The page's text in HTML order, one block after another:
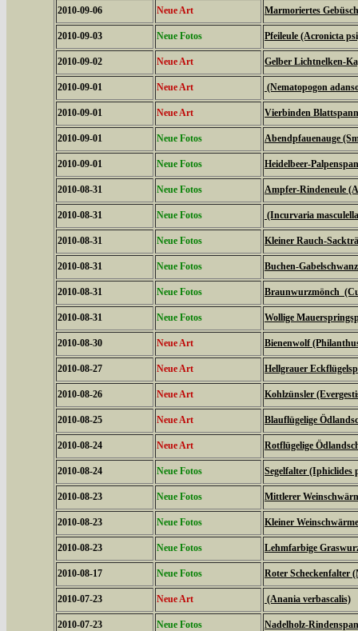
2010-09-06 Neue Art Marmoriertes
2010-09-03 Neue Fotos Pfeileule (Acronicta
2010-09-02 Neue Art Gelber Lichtnelken-
2010-09-01 Neue Art (Nematopogon
2010-09-01 Neue Art Vierbinden
2010-09-01 Neue Fotos Abendpfauenauge
2010-09-01 Neue Fotos Heidelbeer-
2010-08-31 Neue Fotos Ampfer-Rindeneule
2010-08-31 Neue Fotos (Incurvaria
2010-08-31 Neue Fotos Kleiner Rauch-
2010-08-31 Neue Fotos Buchen-
2010-08-31 Neue Fotos Braunwurzmönch
2010-08-31 Neue Fotos Wollige
2010-08-30 Neue Art Bienenwolf
2010-08-27 Neue Art Hellgrauer
2010-08-26 Neue Art Kohlzünsler
2010-08-25 Neue Art Blauflügelige
2010-08-24 Neue Art Rotflügelige
2010-08-24 Neue Fotos Segelfalter (Iphiclides
2010-08-23 Neue Fotos Mittlerer
2010-08-23 Neue Fotos Kleiner
2010-08-23 Neue Fotos Lehmfarbige
2010-08-17 Neue Fotos Roter Scheckenfalter
2010-07-23 Neue Art (Anania verbascalis)
2010-07-23 Neue Fotos Nadelholz-